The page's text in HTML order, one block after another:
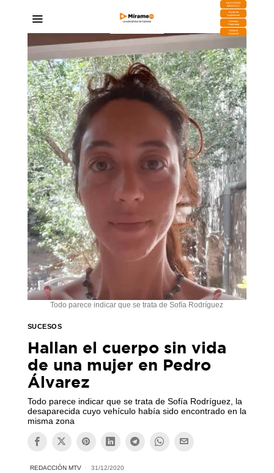
DESCARGA
MIRAPLAY
Buzón de
Sugerencias
Contratar
Publicidad
Contacto
Comercial
Todo parece indicar que se trata de Sofía Rodríguez
SUCESOS
Hallan el cuerpo sin vida
de una mujer en Pedro
Álvarez
Todo parece indicar que se trata de Sofía Rodríguez, la
desaparecida cuyo vehículo había sido encontrado en la
misma zona
REDACCIÓN MTV 31/12/2020